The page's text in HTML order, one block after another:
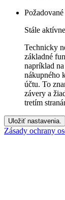
Požadované
Stále aktívne
Technicky
základné
napríklad
nákupného
účtu. To
závery a
tretím
Uložiť nastavenia.
Zásady ochrany